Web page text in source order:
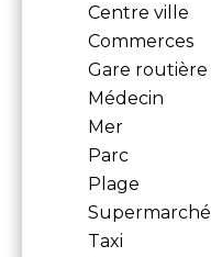
Centre ville
Commerces
Gare routière
Médecin
Mer
Parc
Plage
Supermarché
Taxi